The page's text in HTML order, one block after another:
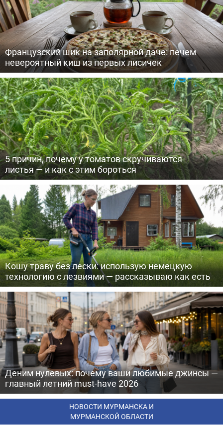
Французский шик на заполярной даче: печем
невероятный киш из первых лисичек
5 причин, почему у томатов скручиваются
листья — и как с этим бороться
Кошу траву без лески: использую немецкую
технологию с лезвиями — рассказываю как есть
Деним нулевых: почему ваши любимые джинсы —
главный летний must-have 2026
НОВОСТИ МУРМАНСКА И
МУРМАНСКОЙ ОБЛАСТИ